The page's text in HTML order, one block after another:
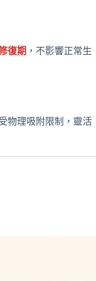
復期 ，不影響正常生
物理吸附限制，靈活